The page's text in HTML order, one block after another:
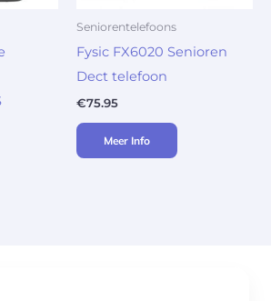
Seniorentelefoons
Fysic FX6020 Senioren
Dect telefoon
€75.95
Meer Info